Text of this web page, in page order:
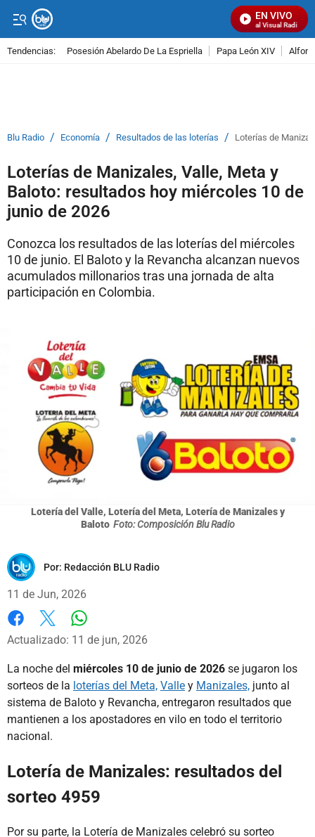
EN VIVO
Señal Visual Radio
Tendencias: Posesión Abelardo De La Espriella Papa León XIV
Blu Radio / Economía / Resultados de las loterías / Loterías de
Loterías de Manizales, Valle, Meta y
Baloto: resultados hoy miércoles 10 de
junio de 2026
Conozca los resultados de las loterías del miércoles
10 de junio. El Baloto y la Revancha alcanzan nuevos
acumulados millonarios tras una jornada de alta
participación en Colombia.
Lotería del Valle, Lotería del Meta, Lotería de Manizales y
Baloto Foto: Composición Blu Radio
Por: Redacción BLU Radio
11 de Jun, 2026
Facebook
X
Actualizado: 11 de jun, 2026
La noche del miércoles 10 de junio de 2026 se jugaron los
sorteos de la loterías del Meta, Valle y Manizales, junto al
sistema de Baloto y Revancha, entregaron resultados que
mantienen a los apostadores en vilo en todo el territorio
nacional.
Lotería de Manizales: resultados del
sorteo 4959
Por su parte, la Lotería de Manizales celebró su sorteo